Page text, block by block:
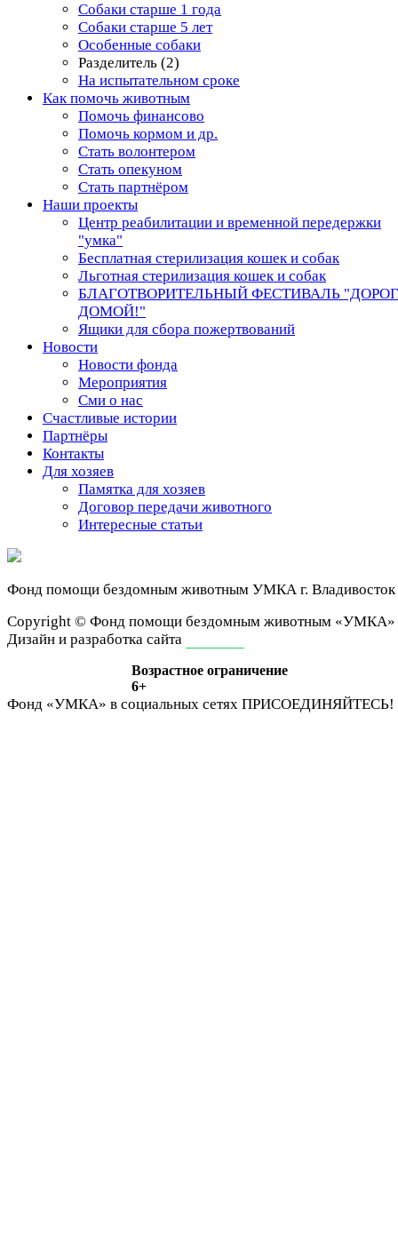
Собаки старше 1 года
Собаки старше 5 лет
Особенные собаки
Разделитель (2)
На испытательном сроке
Как помочь животным
Помочь финансово
Помочь кормом и др.
Стать волонтером
Стать опекуном
Стать партнёром
Наши проекты
Центр реабилитации и временной передержки
"умка"
Бесплатная стерилизация кошек и собак
Льготная стерилизация кошек и собак
БЛАГОТВОРИТЕЛЬНЫЙ ФЕСТИВАЛЬ
ДОМОЙ!"
Ящики для сбора пожертвований
Новости
Новости фонда
Мероприятия
Сми о нас
Счастливые истории
Партнёры
Контакты
Для хозяев
Памятка для хозяев
Договор передачи животного
Интересные статьи
Фонд помощи бездомным животным УМКА г. Владивосток
Сopyright © Фонд помощи бездомным животным «УМКА»
Дизайн и разработка сайта
Возрастное ограничение
6+
Фонд «УМКА» в социальных сетях ПРИСОЕДИНЯЙТЕСЬ!